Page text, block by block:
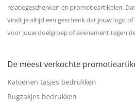
relatiegeschenken en promotieartikelen.
vindt je altijd een geschenk dat jouw logo
voor jouw doelgroep of evenement tegen
De meest verkochte
Katoenen tasjes bedrukken
Rugzakjes bedrukken